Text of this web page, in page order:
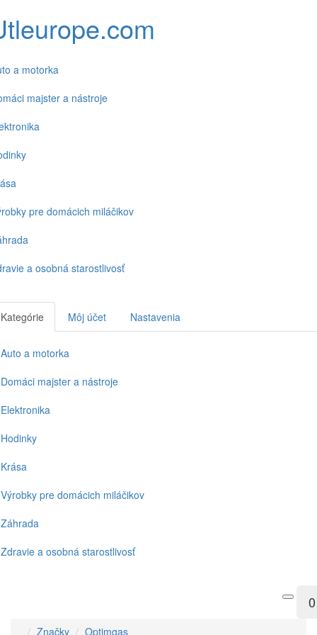
a motorka
majster a nástroje
pre domácich miláčikov
a osobná starostlivosť
Kategórie Môj účet Nastavenia
Auto a motorka
Domáci majster a nástroje
Elektronika
Hodinky
Krása
Výrobky pre domácich miláčikov
Záhrada
Zdravie a osobná starostlivosť
0
Značky Optimgas